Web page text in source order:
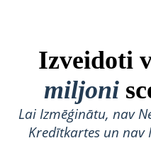
Izveidoti
miljoni
Lai Izmēģinātu, nav
Kredītkartes un nav